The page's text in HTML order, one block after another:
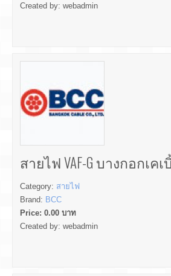
Created by: webadmin
สายไฟ VAF-G บางกอกเคเ
Category: สายไฟ
Brand: BCC
Price: 0.00 บาท
Created by: webadmin